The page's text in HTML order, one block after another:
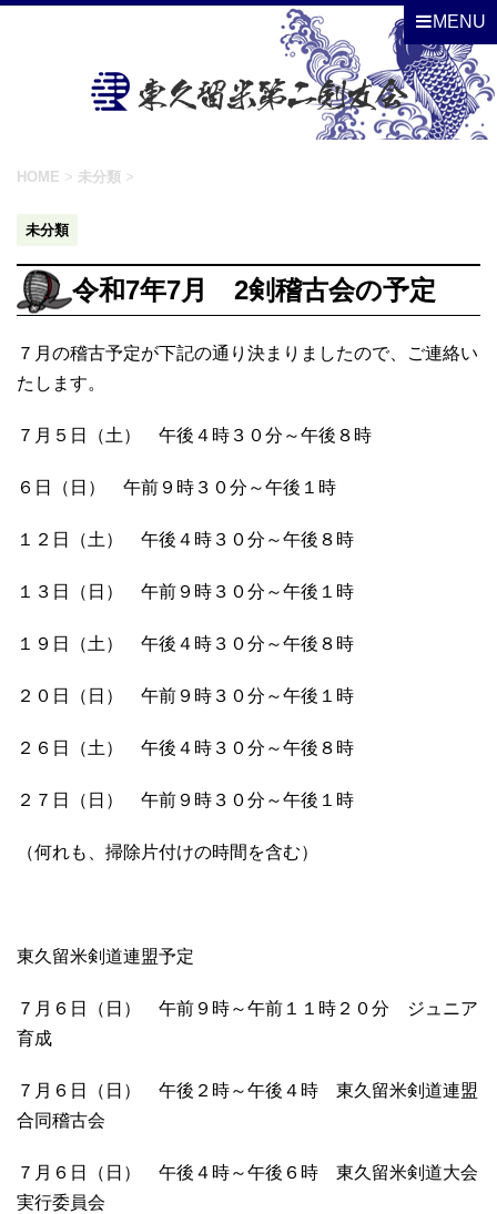
MENU
HOME > 未分類 >
未分類
令和7年7月 2剣稽古会の予定
７月の稽古予定が下記の通り決まりましたので、ご連絡い
たします。
７月５日（土） 午後４時３０分～午後８時
６日（日） 午前９時３０分～午後１時
１２日（土） 午後４時３０分～午後８時
１３日（日） 午前９時３０分～午後１時
１９日（土） 午後４時３０分～午後８時
２０日（日） 午前９時３０分～午後１時
２６日（土） 午後４時３０分～午後８時
２７日（日） 午前９時３０分～午後１時
（何れも、掃除片付けの時間を含む）
東久留米剣道連盟予定
７月６日（日） 午前９時～午前１１時２０分 ジュニア
育成
７月６日（日） 午後２時～午後４時 東久留米剣道連盟
合同稽古会
７月６日（日） 午後４時～午後６時 東久留米剣道大会
実行委員会